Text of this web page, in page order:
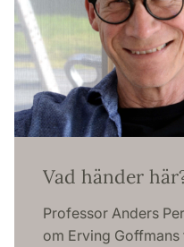
Vad händer
Professor Anders
om Erving Goffmans